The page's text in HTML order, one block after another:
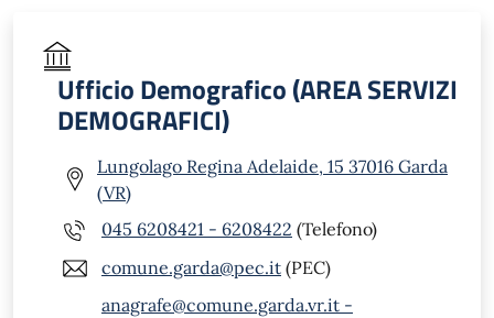
Ufficio Demografico (AREA SERVIZI
DEMOGRAFICI)
Lungolago Regina Adelaide, 15 37016 Garda
(VR)
045 6208421 - 6208422 (Telefono)
comune.garda@pec.it (PEC)
anagrafe@comune.garda.vr.it -